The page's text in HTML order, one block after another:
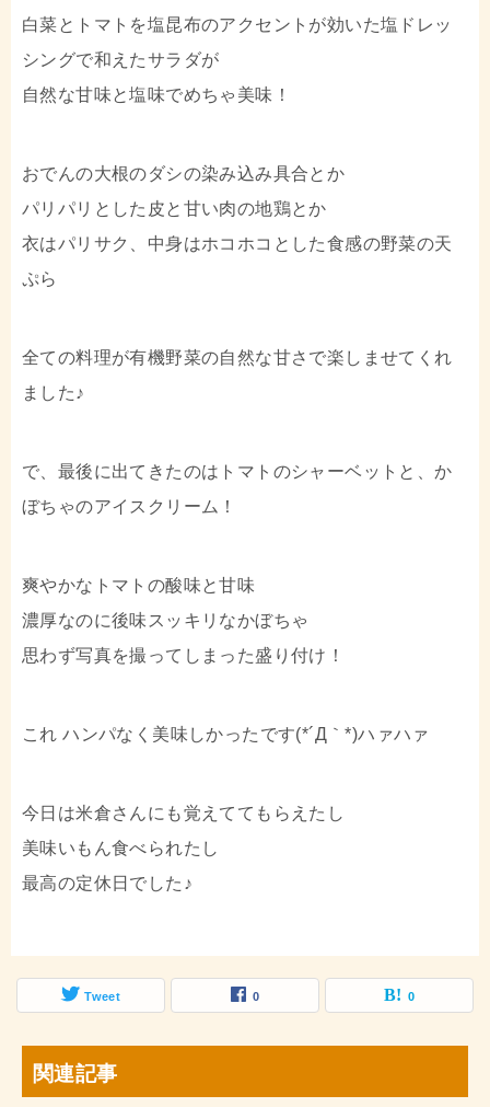
白菜とトマトを塩昆布のアクセントが効いた塩ドレッ
シングで和えたサラダが
自然な甘味と塩味でめちゃ美味！
おでんの大根のダシの染み込み具合とか
パリパリとした皮と甘い肉の地鶏とか
衣はパリサク、中身はホコホコとした食感の野菜の天
ぷら
全ての料理が有機野菜の自然な甘さで楽しませてくれ
ました♪
で、最後に出てきたのはトマトのシャーベットと、か
ぼちゃのアイスクリーム！
爽やかなトマトの酸味と甘味
濃厚なのに後味スッキリなかぼちゃ
思わず写真を撮ってしまった盛り付け！
これ ハンパなく美味しかったです(*´Д｀*)ハァハァ
今日は米倉さんにも覚えててもらえたし
美味いもん食べられたし
最高の定休日でした♪
Tweet 0 0
関連記事